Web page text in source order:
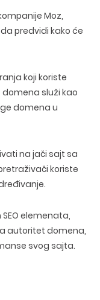
Moz,
predvidi kako će
koji koriste
služi kao
domena u
na jači sajt sa
koriste
elemenata,
autoritet domena,
svog sajta.